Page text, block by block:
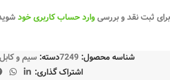
برای ثبت نقد و بررسیوارد حساب کاربری خود
شناسه محصول: 7249دسته: سیم و کابل
اشتراک گذاری: